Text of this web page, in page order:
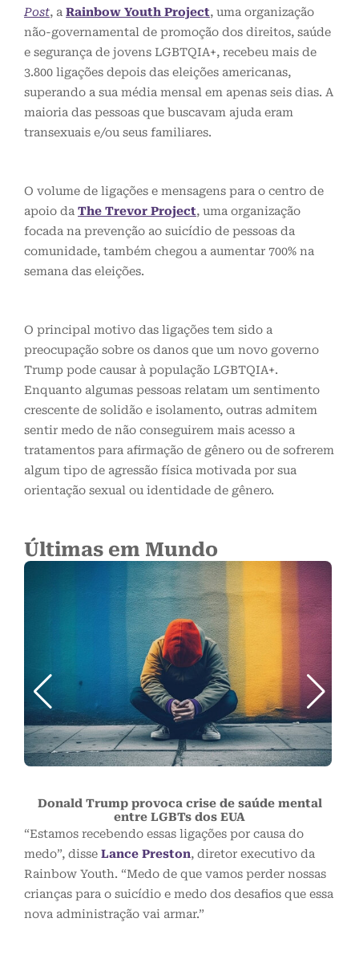
Post, a Rainbow Youth Project, uma organização
não-governamental de promoção dos direitos, saúde
e segurança de jovens LGBTQIA+, recebeu mais de
3.800 ligações depois das eleições americanas,
superando a sua média mensal em apenas seis dias. A
maioria das pessoas que buscavam ajuda eram
transexuais e/ou seus familiares.
O volume de ligações e mensagens para o centro de
apoio da The Trevor Project, uma organização
focada na prevenção ao suicídio de pessoas da
comunidade, também chegou a aumentar 700% na
semana das eleições.
O principal motivo das ligações tem sido a
preocupação sobre os danos que um novo governo
Trump pode causar à população LGBTQIA+.
Enquanto algumas pessoas relatam um sentimento
crescente de solidão e isolamento, outras admitem
sentir medo de não conseguirem mais acesso a
tratamentos para afirmação de gênero ou de sofrerem
algum tipo de agressão física motivada por sua
orientação sexual ou identidade de gênero.
Últimas em Mundo
Donald Trump provoca crise de saúde mental
entre LGBTs dos EUA
“Estamos recebendo essas ligações por causa do
medo”, disse Lance Preston, diretor executivo da
Rainbow Youth. “Medo de que vamos perder nossas
crianças para o suicídio e medo dos desafios que essa
nova administração vai armar.”